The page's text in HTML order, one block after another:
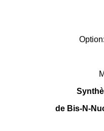
de Bis-N-